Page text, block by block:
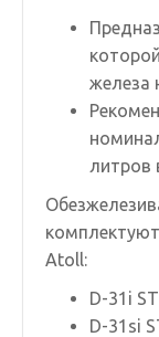
железа
литров
Atoll:
D-31i
D-31si